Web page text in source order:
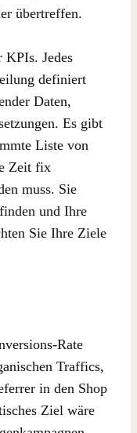
übertreffen.
Jedes
definiert
Daten,
Es gibt
Liste von
Zeit fix
muss. Sie
und Ihre
Sie Ihre Ziele
Rate
Traffics,
in den Shop
Ziel wäre